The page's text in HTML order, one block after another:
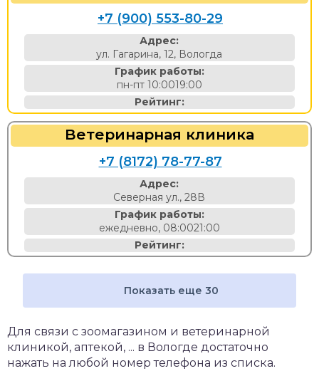
+7 (900) 553-80-29
Адрес:
ул. Гагарина, 12, Вологда
График работы:
пн-пт 10:0019:00
Рейтинг:
Ветеринарная клиника
+7 (8172) 78-77-87
Адрес:
Северная ул., 28В
График работы:
ежедневно, 08:0021:00
Рейтинг:
Показать еще 30
Для связи с зоомагазином и ветеринарной
клиникой, аптекой, ... в Вологде достаточно
нажать на любой номер телефона из списка.